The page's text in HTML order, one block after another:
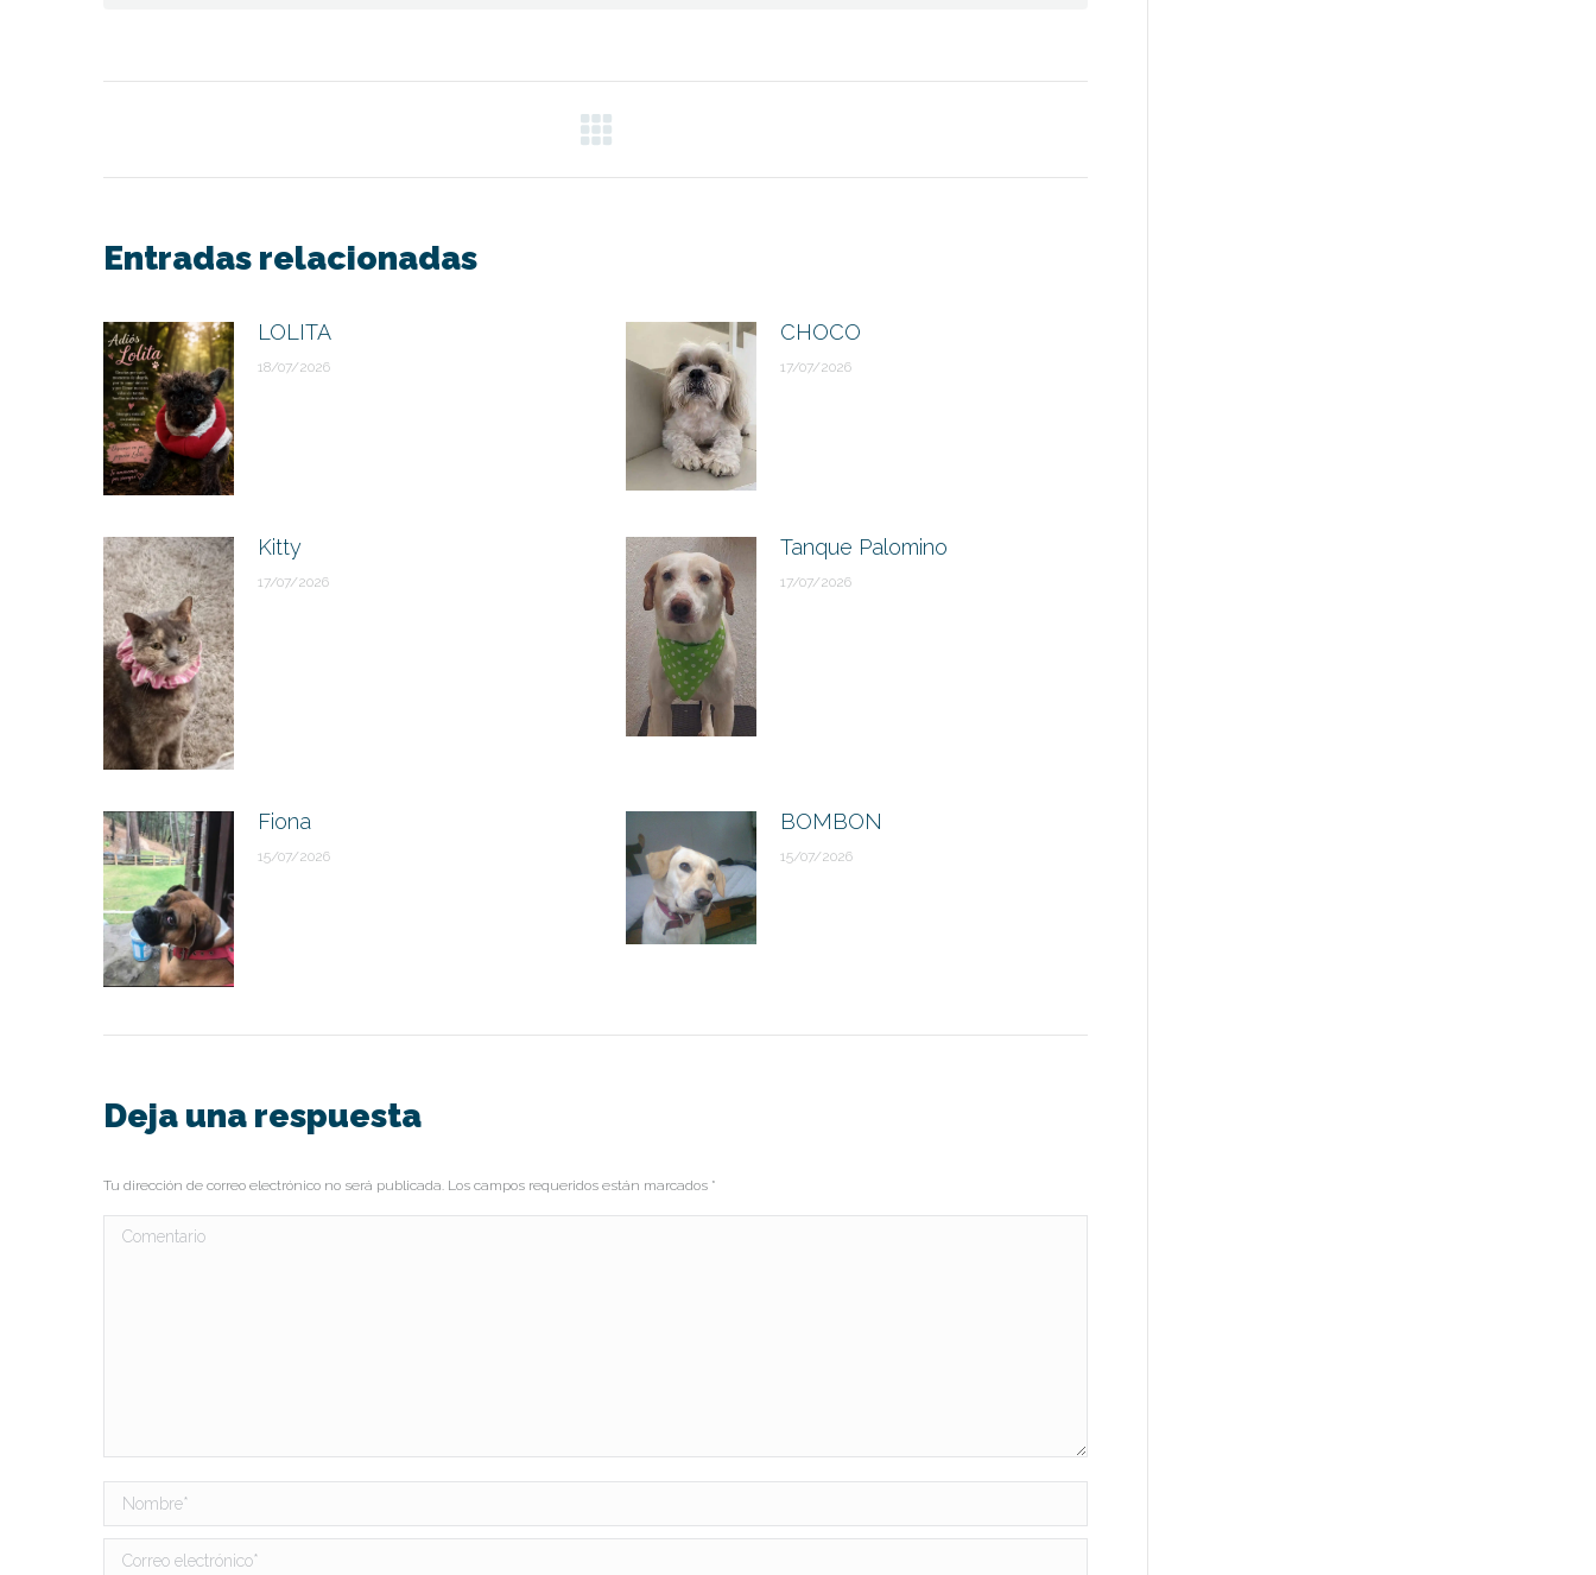
entre
publicaciones
Entradas relacionadas
LOLITA
18/07/2026
CHOCO
17/07/2026
Kitty
17/07/2026
Tanque Palomino
17/07/2026
Fiona
15/07/2026
BOMBON
15/07/2026
Deja una respuesta
Tu dirección de correo electrónico no será publicada. Los campos requeridos están marcados *
Comentario
Nombre *
Correo electrónico *